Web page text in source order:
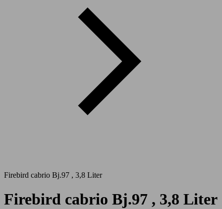
Firebird cabrio Bj.97 , 3,8 Liter
Firebird cabrio Bj.97 , 3,8 Liter